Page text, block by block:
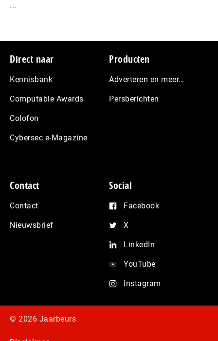
...
Footer
Direct naar
Kennisbank
Computable Awards
Colofon
Cybersec e-Magazine
Producten
Adverteren en meer…
Persberichten
Contact
Contact
Nieuwsbrief
Social
Facebook
X
LinkedIn
YouTube
Instagram
© 2026 Jaarbeurs